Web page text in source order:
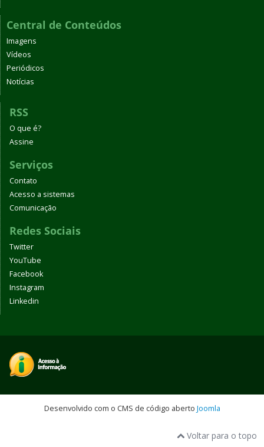
Central de Conteúdos
Imagens
Vídeos
Periódicos
Notícias
RSS
O que é?
Assine
Serviços
Contato
Acesso a sistemas
Comunicação
Redes Sociais
Twitter
YouTube
Facebook
Instagram
Linkedin
Desenvolvido com o CMS de código aberto Joomla
Voltar para o topo